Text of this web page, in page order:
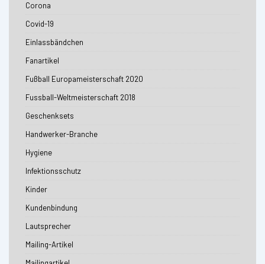
Corona
Covid-19
Einlassbändchen
Fanartikel
Fußball Europameisterschaft 2020
Fussball-Weltmeisterschaft 2018
Geschenksets
Handwerker-Branche
Hygiene
Infektionsschutz
Kinder
Kundenbindung
Lautsprecher
Mailing-Artikel